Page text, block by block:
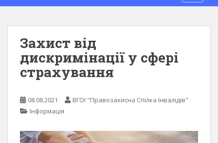
Захист від
дискримінації у сфері
страхування
08.08.2021
ВГОІ "Правозахисна Спілка Інвалідів"
Інформація